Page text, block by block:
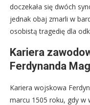
doczekała się dwóch
jednak obaj zmarli w
osobistą tragedię dla
Kariera
Ferdynanda
Kariera wojskowa
marcu 1505 roku, gdy w